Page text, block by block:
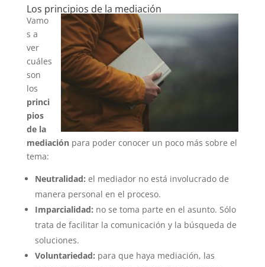
Los principios de la mediación
Vamo
s a
ver
cuáles
son
los
princi
pios
de la
mediaciónpara poder conocer un poco más sobre el
tema:
Neutralidad: el mediador no está involucrado de
manera personal en el proceso.
Imparcialidad: no se toma parte en el asunto. Sólo
trata de facilitar la comunicación y la búsqueda de
soluciones.
Voluntariedad: para que haya mediación, las